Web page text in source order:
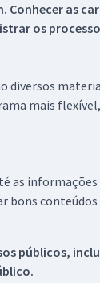
as
os
diversos
mais
as
bons
públicos,